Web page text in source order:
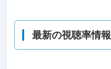
最新の視聴率情報